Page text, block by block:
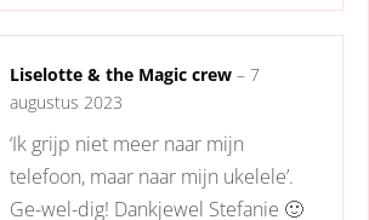
Liselotte & the Magic crew – 7
augustus 2023
‘Ik grijp niet meer naar mijn
telefoon, maar naar mijn ukelele’.
Ge-wel-dig! Dankjewel Stefanie 🙂